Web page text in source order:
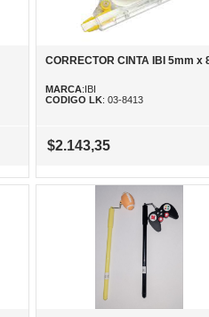
CORRECTOR CINTA IBI 5mm x
MARCA:IBI
CODIGO LK: 03-8413
$2.143,35